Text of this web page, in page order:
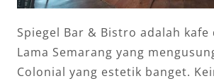
Spiegel Bar & Bistro adalah kafe
Lama Semarang yang
Colonial yang estetik banget.